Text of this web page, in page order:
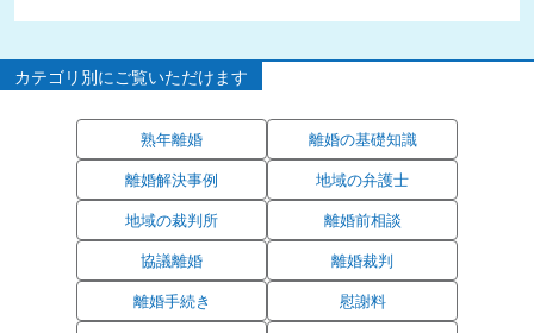
カテゴリ別にご覧いただけます
熟年離婚
離婚の基礎知識
離婚解決事例
地域の弁護士
地域の裁判所
離婚前相談
協議離婚
離婚裁判
離婚手続き
慰謝料